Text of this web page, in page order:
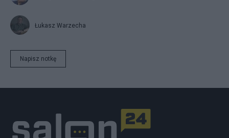
Łukasz Warzecha
Napisz notkę